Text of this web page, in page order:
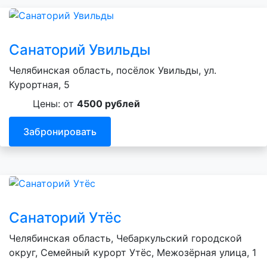
Санаторий Увильды
Челябинская область, посёлок Увильды, ул.
Курортная, 5
Цены: от 4500 рублей
Забронировать
Санаторий Утёс
Челябинская область, Чебаркульский городской
округ, Семейный курорт Утёс, Межозёрная улица, 1